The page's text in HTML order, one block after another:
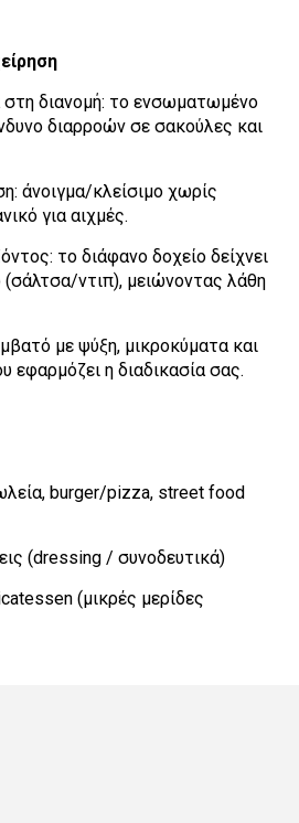
διανομή: το ενσωματωμένο
διαρροών σε σακούλες και
άνοιγμα/κλείσιμο χωρίς
για αιχμές.
το διάφανο δοχείο δείχνει
ντιπ), μειώνοντας λάθη
με ψύξη, μικροκύματα και
εφαρμόζει η διαδικασία σας.
burger/pizza, street food
(dressing / συνοδευτικά)
(μικρές μερίδες